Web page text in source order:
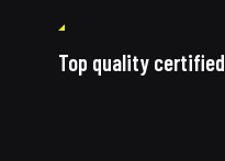
Top quality certified